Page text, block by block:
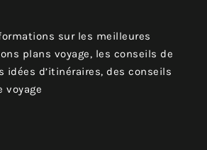
sur les meilleures
plans voyage, les conseils de
idées d’itinéraires, des conseils
voyage